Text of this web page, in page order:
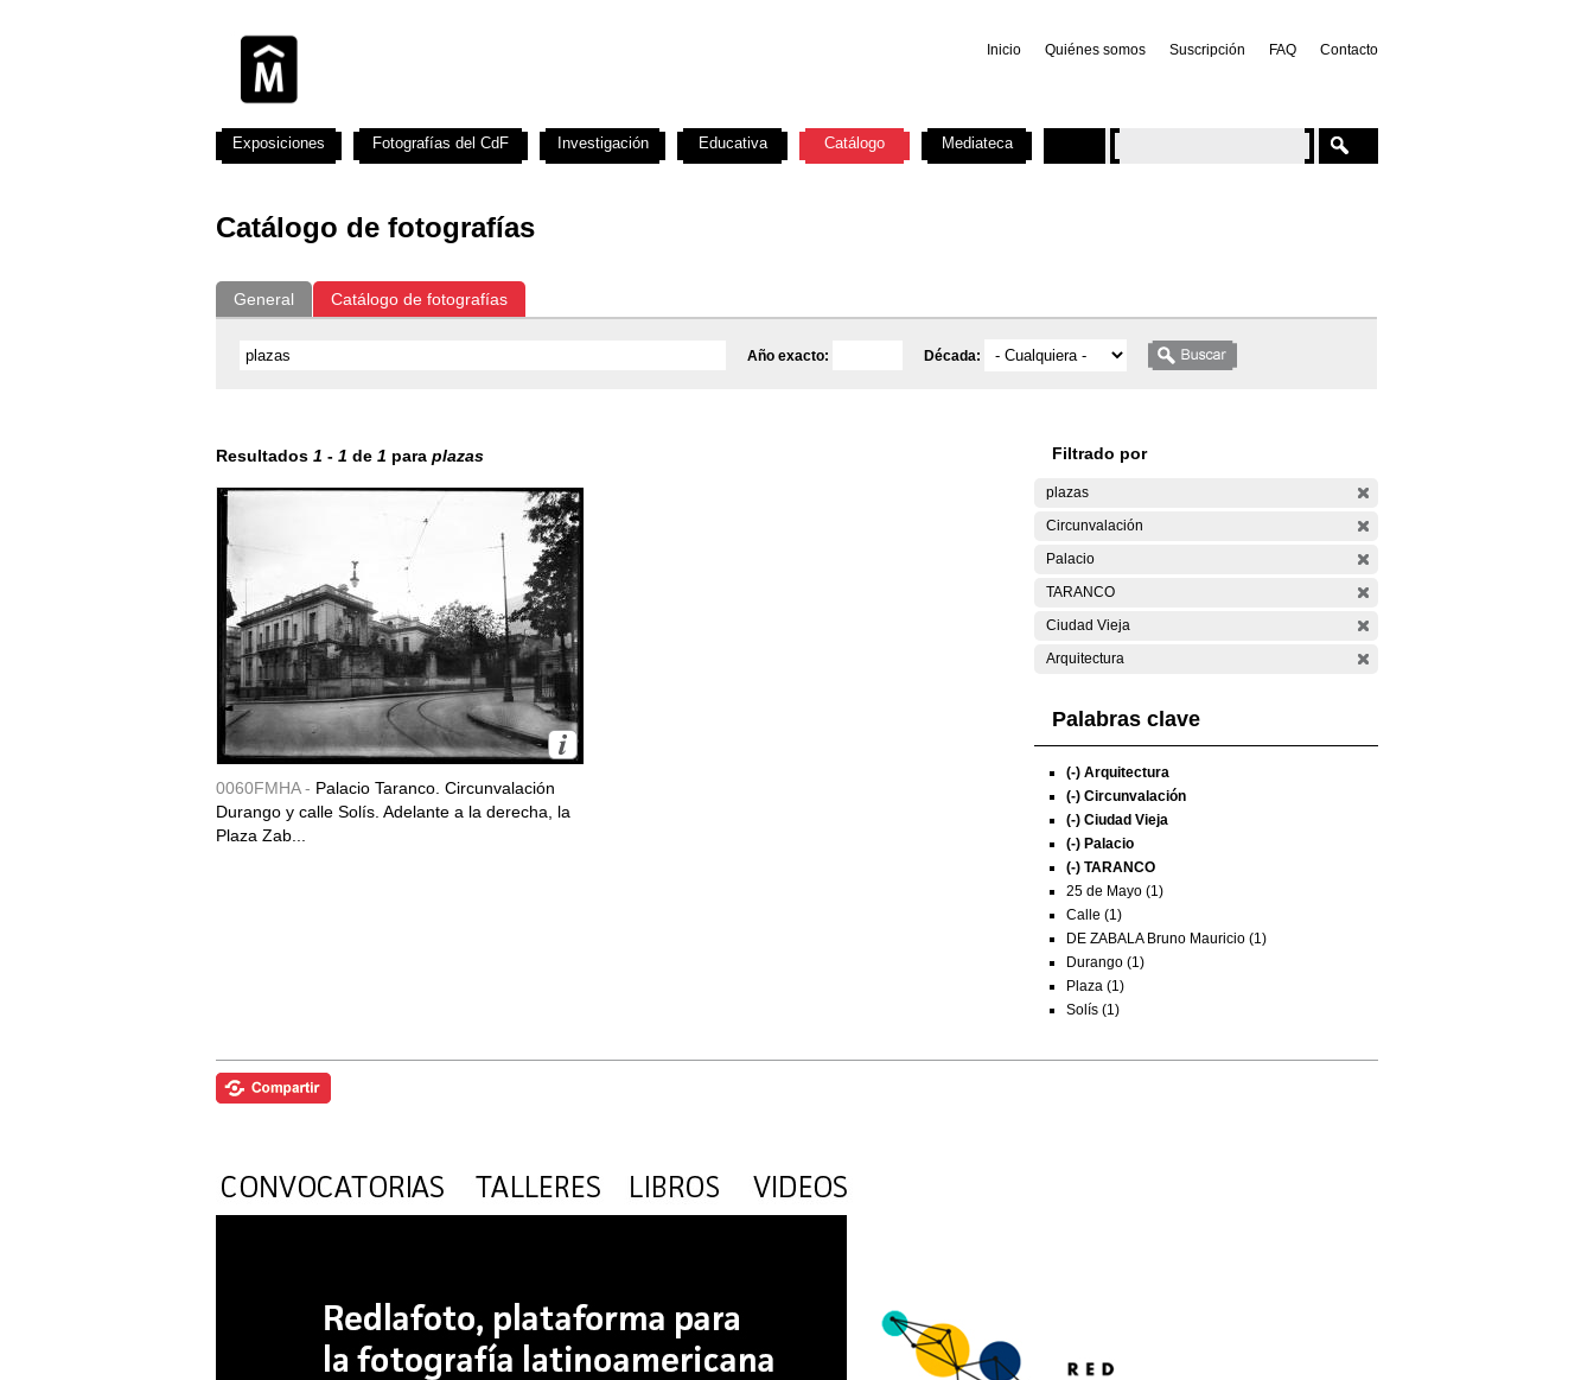
Inicio Quiénes somos Suscripción FAQ Contacto
Catálogo de fotografías
General Catálogo de fotografías
Año exacto: Década:
Resultados 1 - 1 de 1 para plazas
0060FMHA - Palacio Taranco. Circunvalación
Durango y calle Solís. Adelante a la derecha, la
Plaza Zab...
Filtrado por
plazas
Circunvalación
Palacio
TARANCO
Ciudad Vieja
Arquitectura
Palabras clave
(-) Arquitectura
(-) Circunvalación
(-) Ciudad Vieja
(-) Palacio
(-) TARANCO
25 de Mayo (1)
Calle (1)
DE ZABALA Bruno Mauricio (1)
Durango (1)
Plaza (1)
Solís (1)
Exposiciones Fotografías del CdF Investigación Educativa Catálogo Mediateca